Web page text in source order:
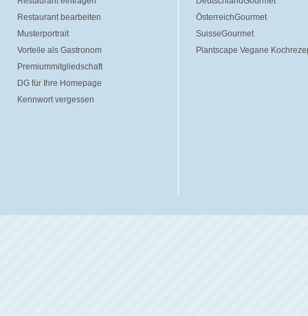
Restaurant bearbeiten
Musterportrait
Vorteile als Gastronom
Premiummitgliedschaft
DG für Ihre Homepage
Kennwort vergessen
ÖsterreichGourmet
SuisseGourmet
Plantscape Vegane